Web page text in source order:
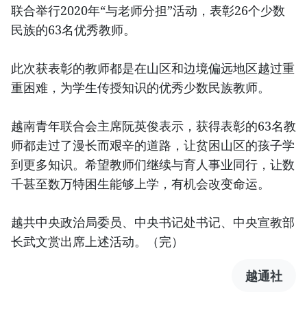
联合举行2020年“与老师分担”活动，表彰26个少数
民族的63名优秀教师。
此次获表彰的教师都是在山区和边境偏远地区越过重
重困难，为学生传授知识的优秀少数民族教师。
越南青年联合会主席阮英俊表示，获得表彰的63名教
师都走过了漫长而艰辛的道路，让贫困山区的孩子学
到更多知识。希望教师们继续与育人事业同行，让数
千甚至数万特困生能够上学，有机会改变命运。
越共中央政治局委员、中央书记处书记、中央宣教部
长武文赏出席上述活动。（完）
越通社